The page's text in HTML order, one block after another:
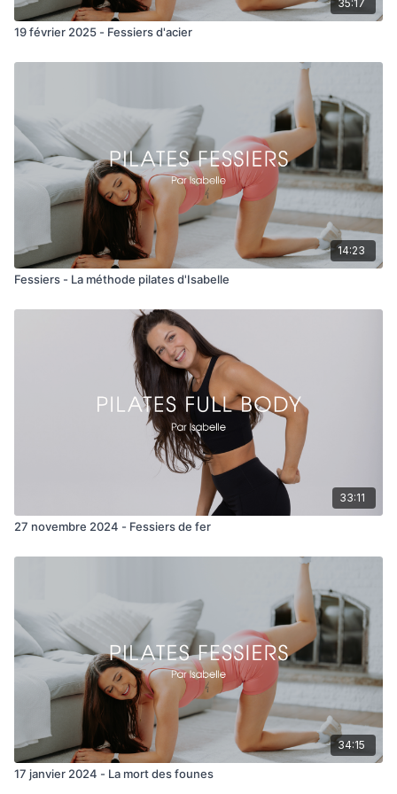
Jambe droite
Rainbow kick + pulses
Fire circle to donkey
Dk pulses + hold
Jambe gauche
Rainbow kick + pulses
Leg up + extend
Fire circle to donkey
Side lying clam
Side pulses back pulses
Jambe gauche
Circle clam x 30/sens
Side lift kick back
Side pulses back pulses
35:17
19 février 2025 - Fessiers d'acier
14:23
Fessiers - La méthode pilates d'Isabelle
33:11
27 novembre 2024 - Fessiers de fer
34:15
17 janvier 2024 - La mort des founes